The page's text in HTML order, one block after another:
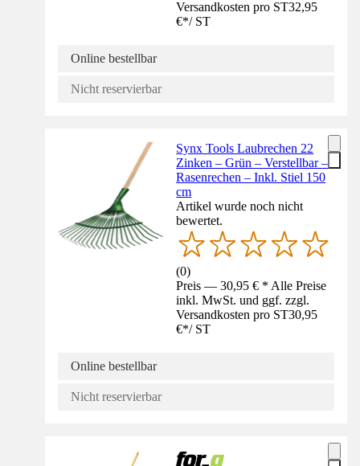
Versandkosten pro ST32,95
€*/ ST
Online bestellbar
Nicht reservierbar
Synx Tools Laubrechen 22
Zinken – Grün – Verstellbar –
Rasenrechen – Inkl. Stiel 150
cm
Artikel wurde noch nicht
bewertet.
(0)
Preis — 30,95 € * Alle Preise
inkl. MwSt. und ggf. zzgl.
Versandkosten pro ST30,95
€*/ ST
Online bestellbar
Nicht reservierbar